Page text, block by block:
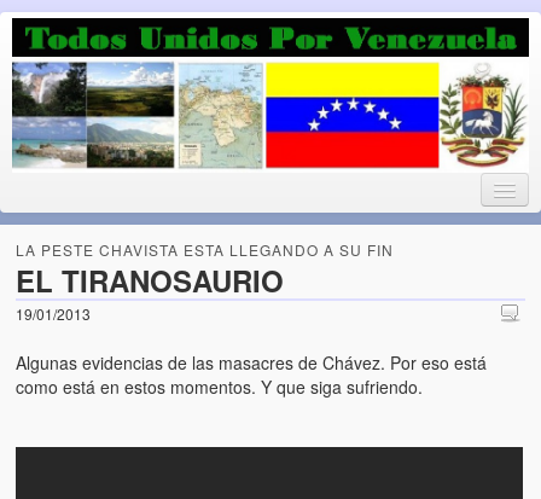
Luchando por la Democracia
Fuera el chavismo, la peor peste que le ha caido a esta tierra
Home
¡Bienvenido!
Blog. (Todos Unidos por Venezuela welcomes you to our Blog)
LA PESTE CHAVISTA ESTA LLEGANDO A SU FIN
EL TIRANOSAURIO
19/01/2013
Algunas evidencias de las masacres de Chávez. Por eso está
como está en estos momentos. Y que siga sufriendo.